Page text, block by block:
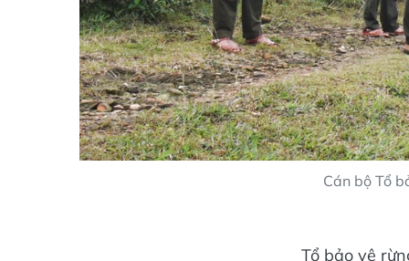
Cán bộ Tổ
Tổ bảo vệ